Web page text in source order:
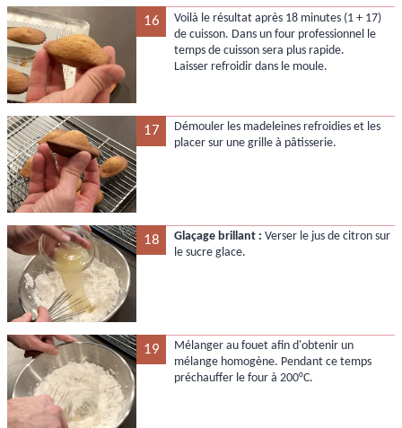
16
Voilà le résultat après 18 minutes (1 + 17)
de cuisson. Dans un four professionnel le
temps de cuisson sera plus rapide.
Laisser refroidir dans le moule.
17
Démouler les madeleines refroidies et les
placer sur une grille à pâtisserie.
18 Glaçage brillant : Verser le jus de citron sur
le sucre glace.
19
Mélanger au fouet afin d'obtenir un
mélange homogène. Pendant ce temps
préchauffer le four à 200°C.